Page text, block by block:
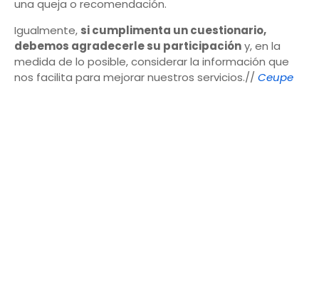
una queja o recomendación.
Igualmente, si cumplimenta un cuestionario,
debemos agradecerle su participacióny, en la
medida de lo posible, considerar la información que
nos facilita para mejorar nuestros servicios.// Ceupe